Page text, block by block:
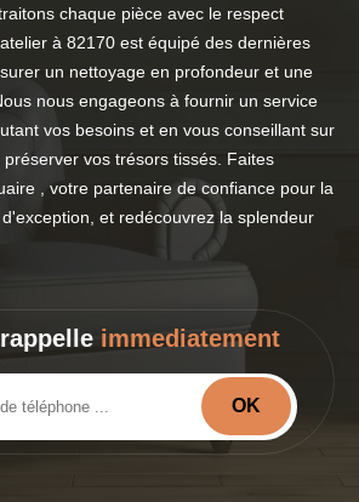
chaque pièce avec le respect
à 82170 est équipé des dernières
un nettoyage en profondeur et une
nous engageons à fournir un service
vos besoins et en vous conseillant sur
vos trésors tissés. Faites
, votre partenaire de confiance pour la
et redécouvrez la splendeur
immediatement